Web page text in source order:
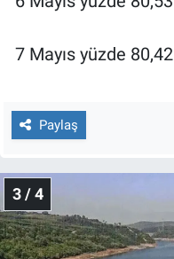
7 Mayıs yüzde 80,42
Paylaş
3 / 4
Yerel Gündem
Canlı Yayın